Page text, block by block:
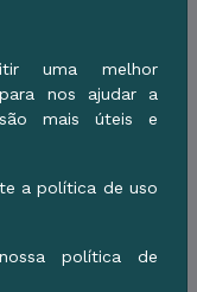
uma melhor
nos ajudar a
são mais úteis e
a política de uso
política de